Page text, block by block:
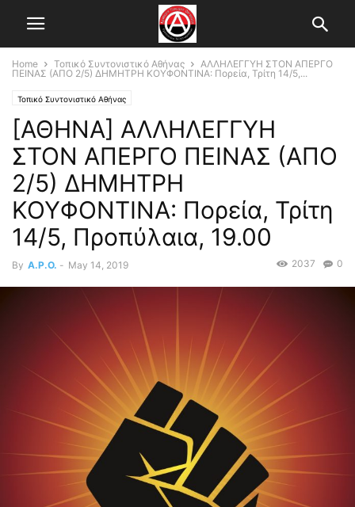
Home Τοπικό Συντονιστικό Αθήνας
ΑΛΛΗΛΕΓΓΥΗ ΣΤΟΝ ΑΠΕΡΓΟ
ΠΕΙΝΑΣ (ΑΠΟ 2/5) ΔΗΜΗΤΡΗ ΚΟΥΦΟΝΤΙΝΑ: Πορεία, Τρίτη 14/5,...
Τοπικό Συντονιστικό Αθήνας
[ΑΘΗΝΑ] ΑΛΛΗΛΕΓΓΥΗ
ΣΤΟΝ ΑΠΕΡΓΟ ΠΕΙΝΑΣ (ΑΠΟ
2/5) ΔΗΜΗΤΡΗ
ΚΟΥΦΟΝΤΙΝΑ: Πορεία, Τρίτη
14/5, Προπύλαια, 19.00
By A.P.O. - May 14, 2019 0
2037